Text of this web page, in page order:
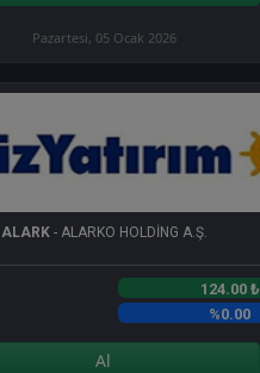
Pazartesi, 05 Ocak 2026
ALARK- ALARKO HOLDİNG A.Ş.
124.00 ₺
%0.00
Al